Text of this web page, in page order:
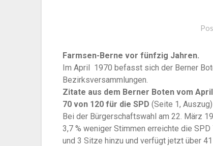
Farmsen-Berne vor fünfzig Jahren.
Im April 1970 befasst sich der Berner
Bezirksversammlungen.
Zitate aus dem Berner Boten vom
70 von 120 für die SPD (Seite 1, Auszug)
Bei der Bürgerschaftswahl am 22. März
3,7 % weniger Stimmen erreichte die
und 3 Sitze hinzu und verfügt jetzt über